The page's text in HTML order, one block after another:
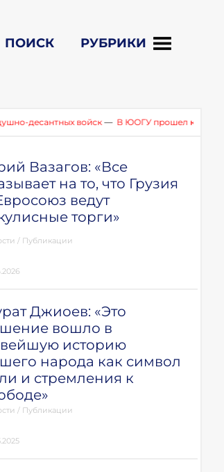
ПОИСК РУБРИКИ
войск—В ЮОГУ прошел круглый стол по
Вазагов: «Все
на то, что Грузия
ведут
торги»
/ Публикации
Джиоев: «Это
вошло в
историю
народа как символ
и стремления к
/ Публикации